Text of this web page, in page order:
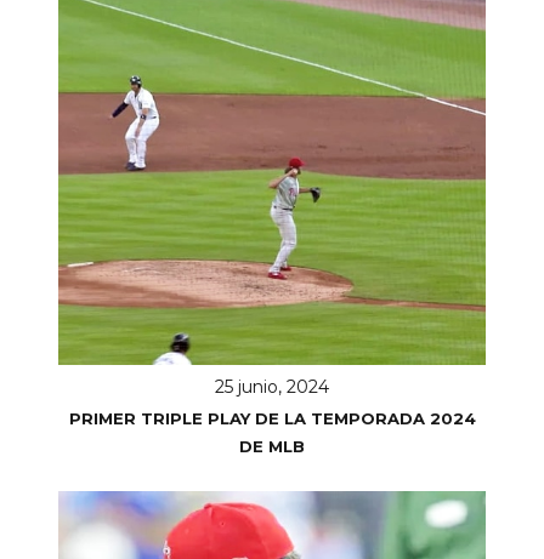
25 junio, 2024
PRIMER TRIPLE PLAY DE LA TEMPORADA 2024
DE MLB